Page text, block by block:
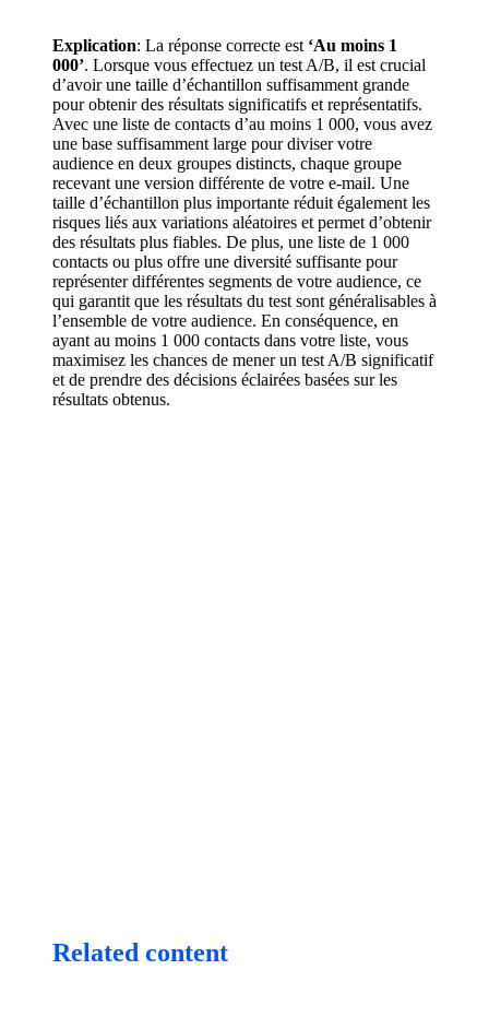
Explication: La réponse correcte est ‘Au moins 1
000’. Lorsque vous effectuez un test A/B, il est crucial
d’avoir une taille d’échantillon suffisamment grande
pour obtenir des résultats significatifs et représentatifs.
Avec une liste de contacts d’au moins 1 000, vous avez
une base suffisamment large pour diviser votre
audience en deux groupes distincts, chaque groupe
recevant une version différente de votre e-mail. Une
taille d’échantillon plus importante réduit également les
risques liés aux variations aléatoires et permet d’obtenir
des résultats plus fiables. De plus, une liste de 1 000
contacts ou plus offre une diversité suffisante pour
représenter différentes segments de votre audience, ce
qui garantit que les résultats du test sont généralisables à
l’ensemble de votre audience. En conséquence, en
ayant au moins 1 000 contacts dans votre liste, vous
maximisez les chances de mener un test A/B significatif
et de prendre des décisions éclairées basées sur les
résultats obtenus.
Related content